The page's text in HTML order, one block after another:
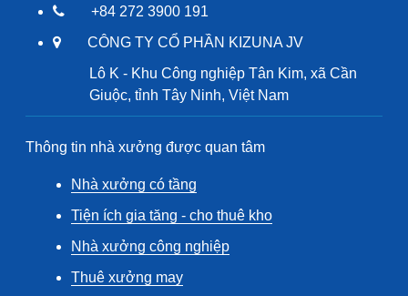
+84 272 3900 191
CÔNG TY CỔ PHẦN KIZUNA JV
Lô K - Khu Công nghiệp Tân Kim, xã Cần
Giuộc, tỉnh Tây Ninh, Việt Nam
Thông tin nhà xưởng được quan tâm
Nhà xưởng có tầng
Tiện ích gia tăng - cho thuê kho
Nhà xưởng công nghiệp
Thuê xưởng may